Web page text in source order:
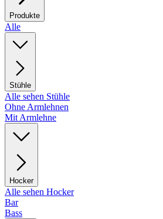
Produkte
Alle
Stühle
Alle sehen Stühle
Ohne Armlehnen
Mit Armlehne
Hocker
Alle sehen Hocker
Bar
Bass